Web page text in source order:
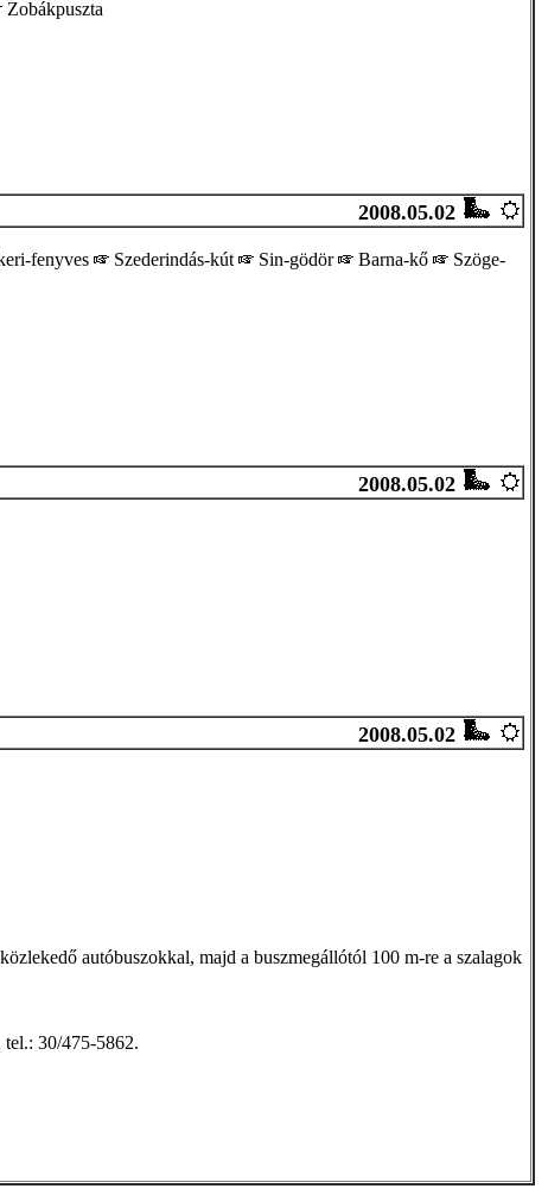
Zobákpuszta
2008.05.02
fenyves Szederindás-kút Sin-gödör Barna-kő
Szöge-
2008.05.02
2008.05.02
autóbuszokkal, majd a buszmegállótól 100 m-re a szalagok
tel.: 30/475-5862.